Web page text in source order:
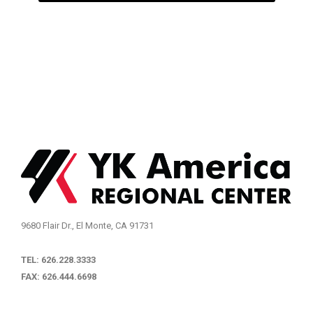
9680 Flair Dr., El Monte, CA 91731
TEL: 626.228.3333
FAX: 626.444.6698